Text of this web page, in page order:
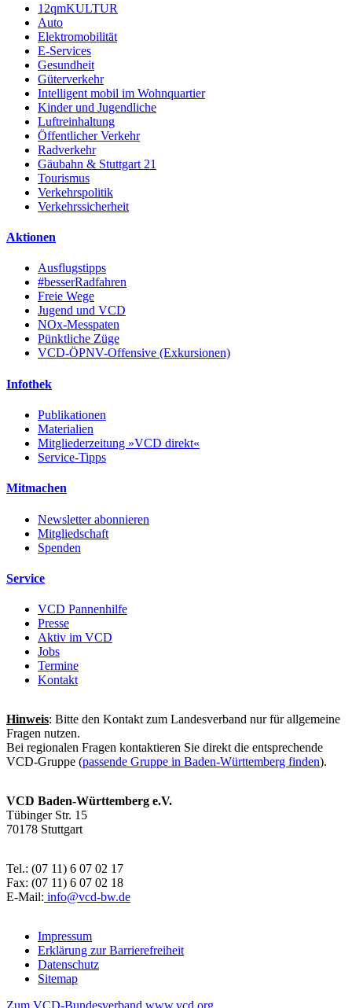
12qmKULTUR
Auto
Elektromobilität
E-Services
Gesundheit
Güterverkehr
Intelligent mobil im Wohnquartier
Kinder und Jugendliche
Luftreinhaltung
Öffentlicher Verkehr
Radverkehr
Gäubahn & Stuttgart 21
Tourismus
Verkehrspolitik
Verkehrssicherheit
Aktionen
Ausflugstipps
#besserRadfahren
Freie Wege
Jugend und VCD
NOx-Messpaten
Pünktliche Züge
VCD-ÖPNV-Offensive (Exkursionen)
Infothek
Publikationen
Materialien
Mitgliederzeitung »VCD direkt«
Service-Tipps
Mitmachen
Newsletter abonnieren
Mitgliedschaft
Spenden
Service
VCD Pannenhilfe
Presse
Aktiv im VCD
Jobs
Termine
Kontakt
Hinweis: Bitte den Kontakt zum Landesverband nur für allgemeine
Fragen nutzen.
Bei regionalen Fragen kontaktieren Sie direkt die entsprechende
VCD-Gruppe (passende Gruppe in Baden-Württemberg finden).
VCD Baden-Württemberg e.V.
Tübinger Str. 15
70178 Stuttgart
Tel.: (07 11) 6 07 02 17
Fax: (07 11) 6 07 02 18
E-Mail: info@vcd-bw.de
Impressum
Erklärung zur Barrierefreiheit
Datenschutz
Sitemap
Zum VCD-Bundesverband www.vcd.org